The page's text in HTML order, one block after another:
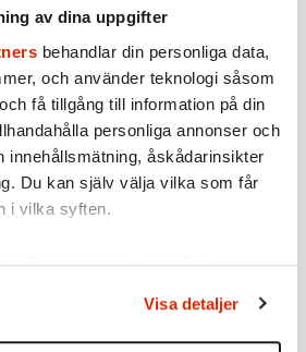
av dina uppgifter
behandlar din personliga data,
och använder teknologi såsom
få tillgång till information på din
personliga annonser och
innehållsmätning, åskådarinsikter
Du kan själv välja vilka som får
i vilka syften.
dina personliga uppgifter
tillbaka ditt samtycke när som
Visa detaljer
Georgien. Georgiens
röstades ned under hårda
möte i fjol, där Sverige
i framtiden återigen
att i framtiden möta
hot från Ryssland.
försvarspolitiken som
Sveriges